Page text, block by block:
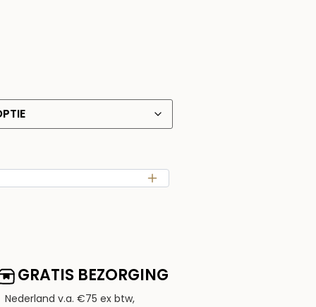
GRATIS BEZORGING
Nederland v.a. €75 ex btw,